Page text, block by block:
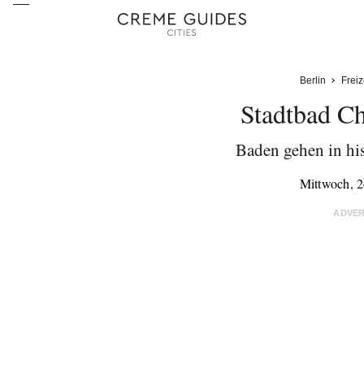
Berlin
Stadtbad
Baden gehen in
Mittwoch,